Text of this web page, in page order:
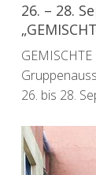
26. – 28.
GEMISCHTE
26. bis 28.